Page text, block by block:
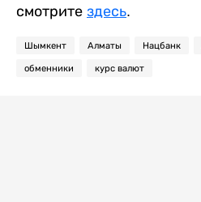
смотрите здесь.
Шымкент Алматы Нацбанк
обменники курс валют